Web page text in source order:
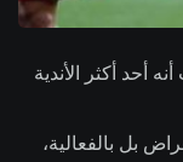
أنه أحد أكثر الأندية
بل بالفعالية،